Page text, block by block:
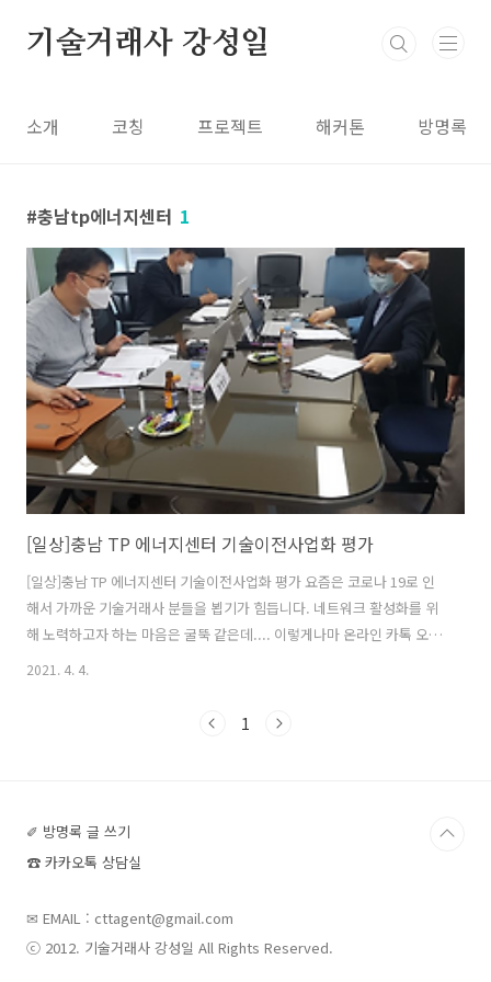
기술거래사 강성일
소개 코칭 프로젝트 해커톤 방명록
충남tp에너지센터 1
[일상]충남 TP 에너지센터 기술이전사업화 평가
[일상]충남 TP 에너지센터 기술이전사업화 평가 요즘은 코로나 19로 인
해서 가까운 기술거래사 분들을 뵙기가 힘듭니다. 네트워크 활성화를 위
해 노력하고자 하는 마음은 굴뚝 같은데.... 이렇게나마 온라인 카톡 오픈
채팅방과 밴드 등 SNS으로 중앙회 또는 지회 및 제 활동 소식을 전하고
원으로 참여하게 되어 충남 예산군 삽교에 있는 충남 TP 에너지센터로
2021. 4. 4.
1
✐ 방명록 글 쓰기
☎ 카카오톡 상담실
✉ EMAIL : cttagent@gmail.com
ⓒ 2012. 기술거래사 강성일 All Rights Reserved.